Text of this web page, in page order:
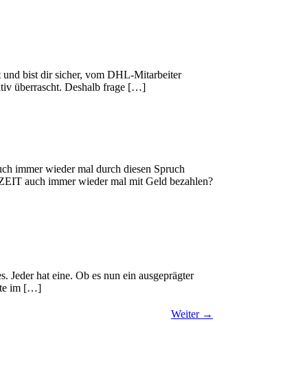
und bist dir sicher, vom DHL-Mitarbeiter
überrascht. Deshalb frage […]
immer wieder mal durch diesen Spruch
auch immer wieder mal mit Geld bezahlen?
Jeder hat eine. Ob es nun ein ausgeprägter
im […]
Weiter →